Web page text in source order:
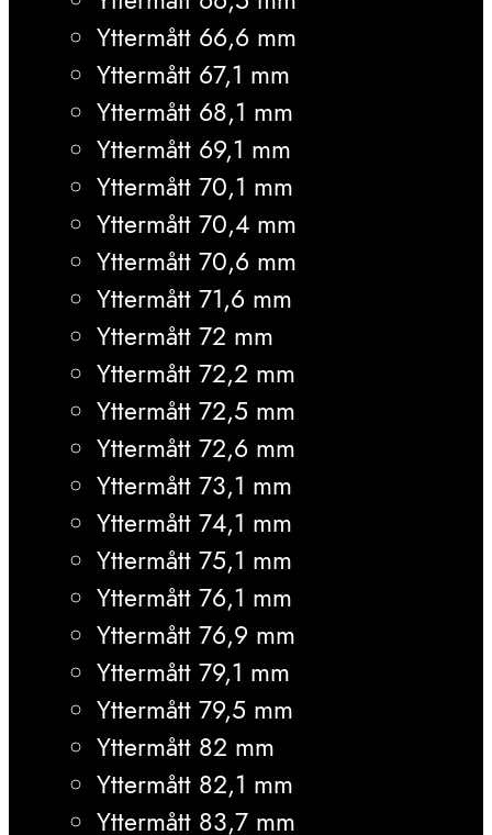
Yttermått 66,6 mm
Yttermått 67,1 mm
Yttermått 68,1 mm
Yttermått 69,1 mm
Yttermått 70,1 mm
Yttermått 70,4 mm
Yttermått 70,6 mm
Yttermått 71,6 mm
Yttermått 72 mm
Yttermått 72,2 mm
Yttermått 72,5 mm
Yttermått 72,6 mm
Yttermått 73,1 mm
Yttermått 74,1 mm
Yttermått 75,1 mm
Yttermått 76,1 mm
Yttermått 76,9 mm
Yttermått 79,1 mm
Yttermått 79,5 mm
Yttermått 82 mm
Yttermått 82,1 mm
Yttermått 83,7 mm